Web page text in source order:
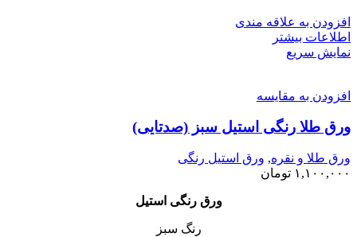
افزودن به علاقه مندی
اطلاعات بیشتر
نمایش سریع
افزودن به مقایسه
ورق طلا رنگی استیل سبز (صدتایی)
ورق طلا و نقره, ورق استیل رنگی
۱,۱۰۰,۰۰۰ تومان
ورق رنگی استیل
رنگ‌ سبز